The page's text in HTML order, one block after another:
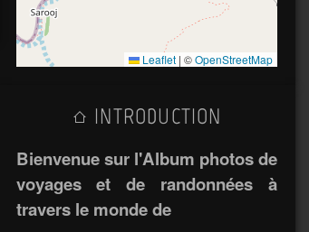
Leaflet | ©OpenStreetMap
INTRODUCTION
Bienvenue sur l'Album photos de
voyages et de randonnées à
travers le monde de